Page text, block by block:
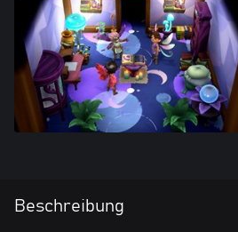
Beschreibung